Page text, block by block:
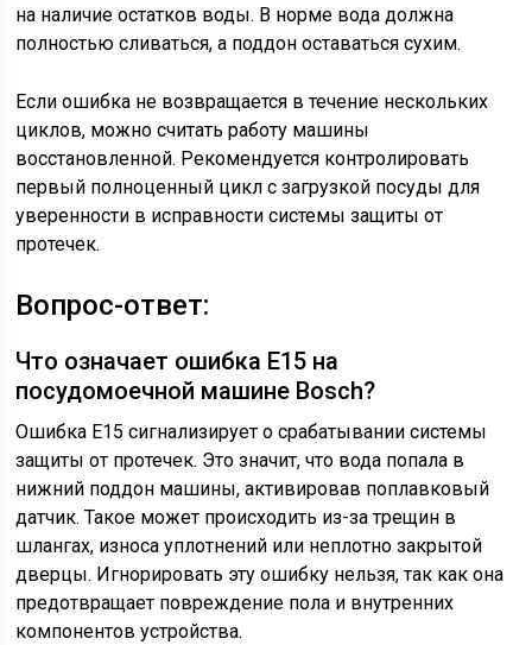
на наличие остатков воды. В норме вода должна
полностью сливаться, а поддон оставаться сухим.
Если ошибка не возвращается в течение нескольких
циклов, можно считать работу машины
восстановленной. Рекомендуется контролировать
первый полноценный цикл с загрузкой посуды для
уверенности в исправности системы защиты от
протечек.
Вопрос-ответ:
Что означает ошибка E15 на
посудомоечной машине Bosch?
Ошибка E15 сигнализирует о срабатывании системы
защиты от протечек. Это значит, что вода попала в
нижний поддон машины, активировав поплавковый
датчик. Такое может происходить из-за трещин в
шлангах, износа уплотнений или неплотно закрытой
дверцы. Игнорировать эту ошибку нельзя, так как она
предотвращает повреждение пола и внутренних
компонентов устройства.